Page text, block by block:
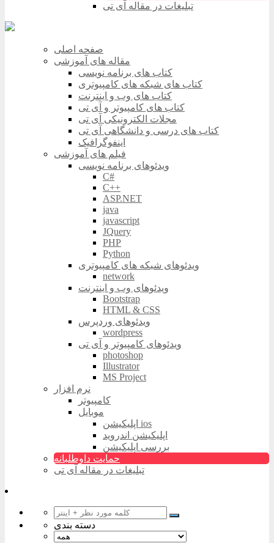
تبلیغات در مقاله آی تی
صفحه اصلی
مقاله های آموزشی
کتاب های برنامه نویسی
کتاب های شبکه های کامپیوتری
کتاب های وب و اینترنت
کتاب های کامپیوتر و آی تی
مجلات الکترونیکی آی تی
کتاب های درسی و دانشگاهی آی تی
اینفوگرافیک
فیلم های آموزشی
ویدئوهای برنامه نویسی
C#
C++
ASP.NET
java
javascript
JQuery
PHP
Python
ویدئوهای شبکه های کامپیوتری
network
ویدئوهای وب و اینترنت
Bootstrap
HTML & CSS
ویدئوهای وردپرس
wordpress
ویدئوهای کامپیوتر و آی تی
photoshop
Illustrator
MS Project
نرم افزار
کامپیوتر
موبایل
اپلیکیشن ios
اپلیکیشن اندروید
بررسی اپلیکیشن
حمایت داوطلبانه
تبلیغات در مقاله آی تی
دسته بندی